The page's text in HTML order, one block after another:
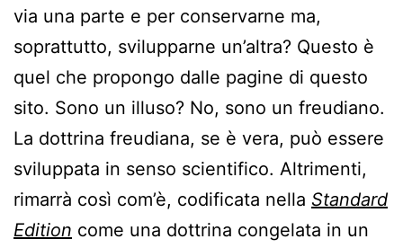
via una parte e per conservarne ma,
soprattutto, svilupparne un’altra? Questo è
quel che propongo dalle pagine di questo
sito. Sono un illuso? No, sono un freudiano.
La dottrina freudiana, se è vera, può essere
sviluppata in senso scientifico. Altrimenti,
rimarrà così com’è, codificata nella Standard
Edition come una dottrina congelata in un